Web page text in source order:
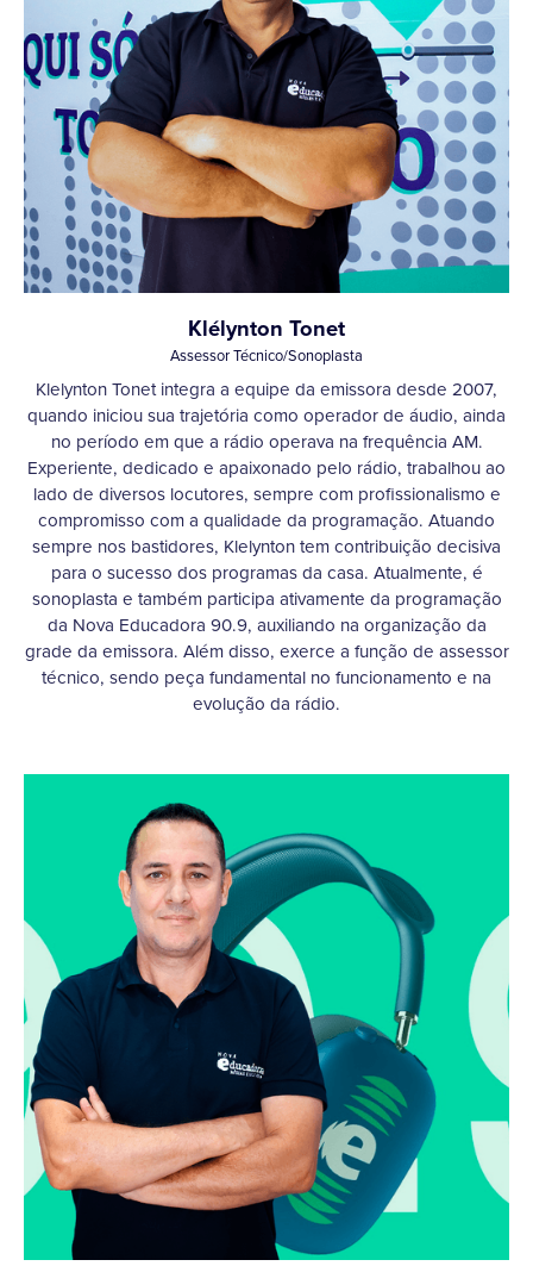
Klélynton Tonet
Assessor Técnico/Sonoplasta
Klelynton Tonet integra a equipe da emissora desde 2007,
quando iniciou sua trajetória como operador de áudio, ainda
no período em que a rádio operava na frequência AM.
Experiente, dedicado e apaixonado pelo rádio, trabalhou ao
lado de diversos locutores, sempre com profissionalismo e
compromisso com a qualidade da programação. Atuando
sempre nos bastidores, Klelynton tem contribuição decisiva
para o sucesso dos programas da casa. Atualmente, é
sonoplasta e também participa ativamente da programação
da Nova Educadora 90.9, auxiliando na organização da
grade da emissora. Além disso, exerce a função de assessor
técnico, sendo peça fundamental no funcionamento e na
evolução da rádio.